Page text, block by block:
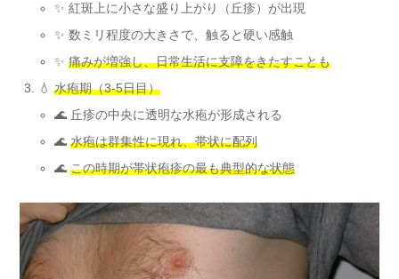
✨ 紅斑上に小さな盛り上がり（丘疹）が出現
✨ 数ミリ程度の大きさで、触ると硬い感触
✨痛みが増強し、日常生活に支障をきたすことも
💧 水疱期（3-5日目）
🌊 丘疹の中央に透明な水疱が形成される
🌊水疱は群集性に現れ、帯状に配列
🌊この時期が帯状疱疹の最も典型的な状態